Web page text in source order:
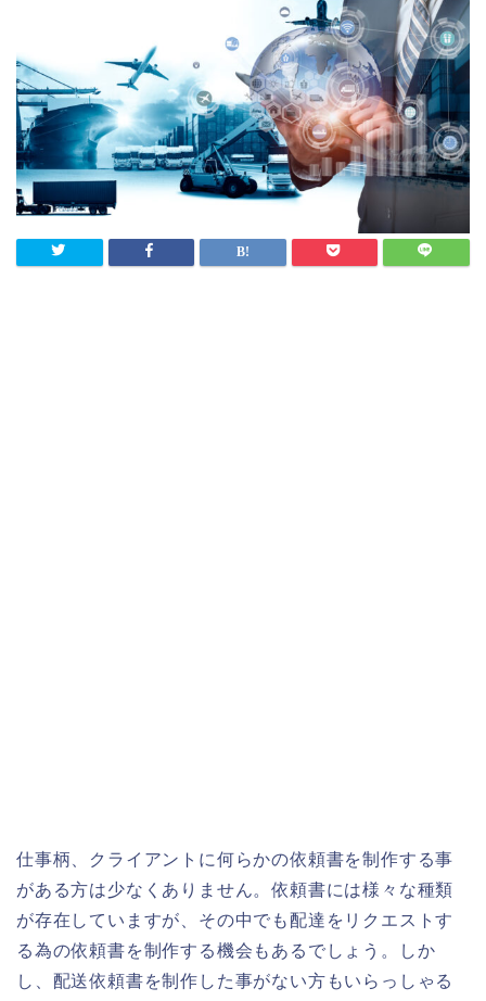
仕事柄、クライアントに何らかの依頼書を制作する事
がある方は少なくありません。依頼書には様々な種類
が存在していますが、その中でも配達をリクエストす
る為の依頼書を制作する機会もあるでしょう。しか
し、配送依頼書を制作した事がない方もいらっしゃる